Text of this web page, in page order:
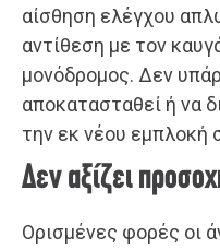
αίσθηση ελέγχου
αντίθεση με τον
μονόδρομος. Δεν
αποκατασταθεί ή να
την εκ νέου εμπλοκή
Δεν αξίζει
Ορισμένες φορές οι